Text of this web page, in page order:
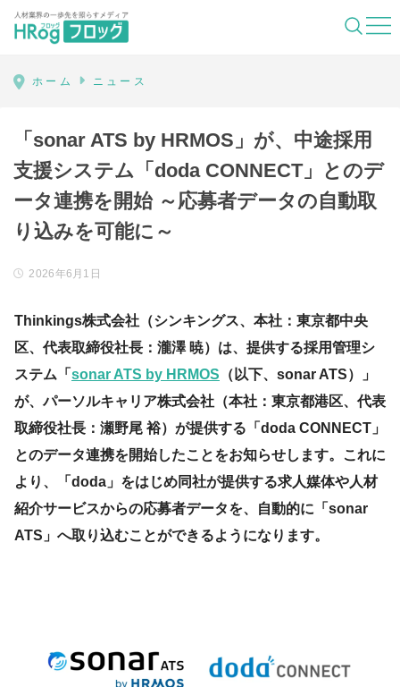
HRog | 人材業界の一歩先を照らすメディ
ホーム ニュース
「sonar ATS by HRMOS」が、中途採用
支援システム「doda CONNECT」とのデ
ータ連携を開始 ～応募者データの自動取
り込みを可能に～
2026年6月1日
Thinkings株式会社（シンキングス、本社：東京都中央
区、代表取締役社長：瀧澤 暁）は、提供する採用管理シ
ステム「 sonar ATS by HRMOS （以下、sonar ATS）」
が、パーソルキャリア株式会社（本社：東京都港区、代表
取締役社長：瀬野尾 裕）が提供する「doda CONNECT」
とのデータ連携を開始したことをお知らせします。これに
より、「doda」をはじめ同社が提供する求人媒体や人材
紹介サービスからの応募者データを、自動的に「sonar
ATS」へ取り込むことができるようになります。